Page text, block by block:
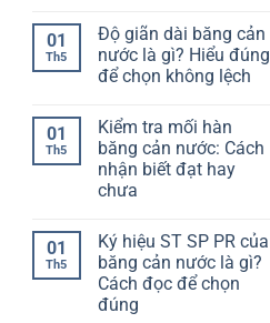
đúng
để
chọn
không
hạng
mục
bình
luận
ở
Cố
cản
nước
vào
cốt
thép:
Làm
không
bị
lệch
khi
đổ
bê
01
Th5
Độ giãn dài băng cản
nước là gì? Hiểu đúng
để chọn không lệch
bình
luận
ở
Độ
giãn
dài
nước
là
gì?
Hiểu
đúng
để
01
Th5
Kiểm tra mối hàn
băng cản nước: Cách
nhận biết đạt hay
chưa
bình
luận
ở
Kiểm
tra
mối
01
Th5
Ký hiệu ST SP PR của
băng cản nước là gì?
Cách đọc để chọn
đúng